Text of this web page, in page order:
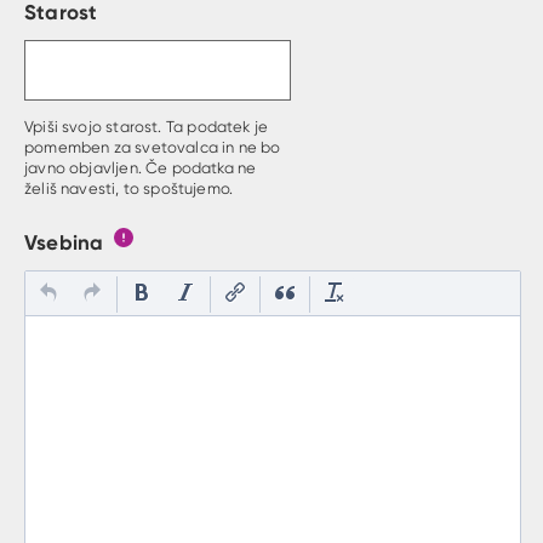
Starost
Vpiši svojo starost. Ta podatek je
pomemben za svetovalca in ne bo
javno objavljen. Če podatka ne
želiš navesti, to spoštujemo.
Vsebina